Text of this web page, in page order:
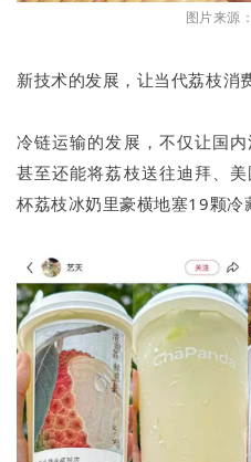
图片来源
新技术的发展，让当代荔枝消
冷链运输的发展，不仅让国
甚至还能将荔枝送往迪拜、
杯荔枝冰奶里豪横地塞19颗冷